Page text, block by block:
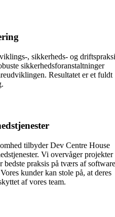
, sikkerheds- og
sikkerhedsforanstaltninger
Resultatet er et fuldt
tilbyder Dev Centre House
Vi overvåger projekter
bedste praksis på tværs af
kunder kan stole på, at deres
af vores team.